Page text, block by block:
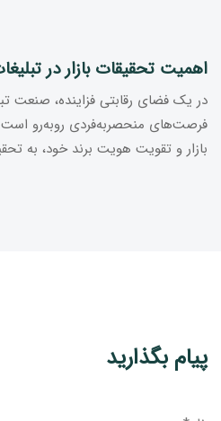
اهمیت تحقیقات بازار در
در یک فضای رقابتی فزاینده، صنعت
فرصت‌های منحصربه‌فردی روبه‌رو
بازار و تقویت هویت برند خود، به
پیام بگذارید